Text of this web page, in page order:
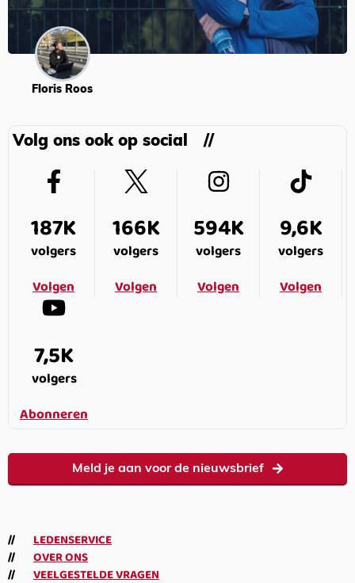
Floris Roos
Volg ons ook op social
187K
volgers
Volgen
166K
volgers
Volgen
594K
volgers
Volgen
9,6K
volgers
Volgen
7,5K
volgers
Abonneren
Meld je aan voor de nieuwsbrief
LEDENSERVICE
OVER ONS
VEELGESTELDE VRAGEN